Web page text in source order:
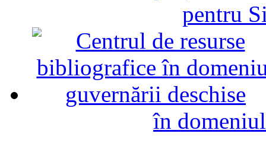
pentru
în